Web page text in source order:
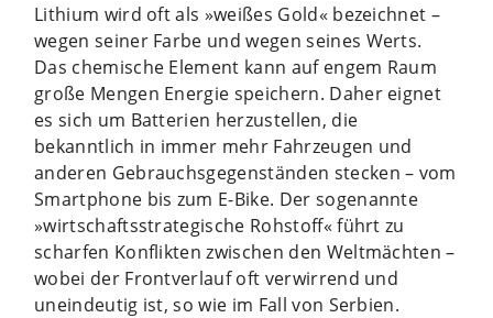
Lithium wird oft als »weißes Gold« bezeichnet –
wegen seiner Farbe und wegen seines Werts.
Das chemische Element kann auf engem Raum
große Mengen Energie speichern. Daher eignet
es sich um Batterien herzustellen, die
bekanntlich in immer mehr Fahrzeugen und
anderen Gebrauchsgegenständen stecken – vom
Smartphone bis zum E-Bike. Der sogenannte
»wirtschaftsstrategische Rohstoff« führt zu
scharfen Konflikten zwischen den Weltmächten –
wobei der Frontverlauf oft verwirrend und
uneindeutig ist, so wie im Fall von Serbien.